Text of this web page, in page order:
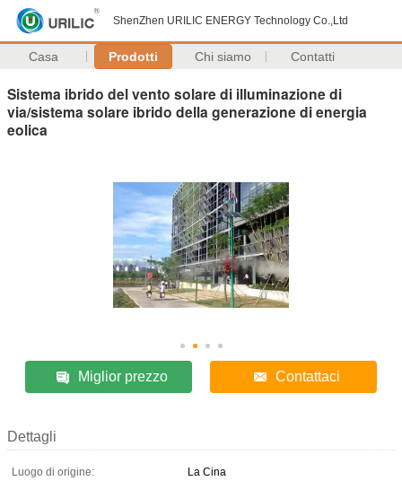
ShenZhen URILIC ENERGY Technology Co.,Ltd
Casa Prodotti Chi siamo Contatti
Sistema ibrido del vento solare di illuminazione di
via/sistema solare ibrido della generazione di energia
eolica
Miglior prezzo Contattaci
Dettagli
Luogo di origine:
La Cina